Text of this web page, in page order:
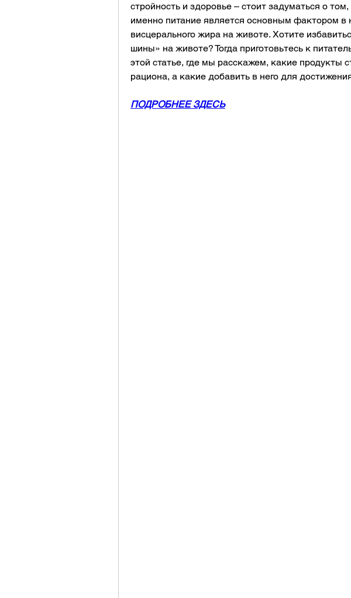
стройность и здоровье – стоит задуматься о
именно питание является основным фактором в
висцерального жира на животе. Хотите
шины» на животе? Тогда приготовьтесь к
этой статье, где мы расскажем, какие продукты
рациона, а какие добавить в него для
ПОДРОБНЕЕ ЗДЕСЬ